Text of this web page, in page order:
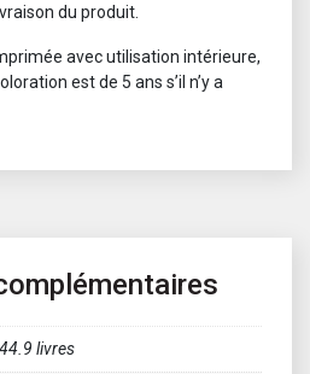
44.9 livres
du produit.
avec utilisation intérieure,
est de 5 ans s’il n’y a